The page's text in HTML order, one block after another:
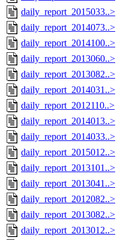
daily_report_2015033..>
daily_report_2014073..>
daily_report_2014100..>
daily_report_2013060..>
daily_report_2013082..>
daily_report_2014031..>
daily_report_2012110..>
daily_report_2014013..>
daily_report_2014033..>
daily_report_2015012..>
daily_report_2013101..>
daily_report_2013041..>
daily_report_2012082..>
daily_report_2013082..>
daily_report_2013012..>